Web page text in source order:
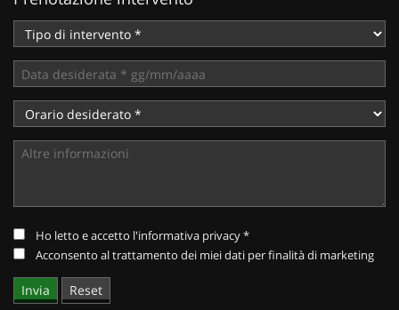
Ho letto e accetto l'informativa privacy*
Acconsento al trattamento dei miei dati per finalità di marketing
questi
strumenti
di
tracciamento
si
rimanda
alla
cookie
policy.
e
modificare
le
tue
scelte
in